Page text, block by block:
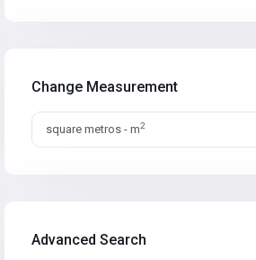
Change Measurement
square metros - m2
Advanced Search